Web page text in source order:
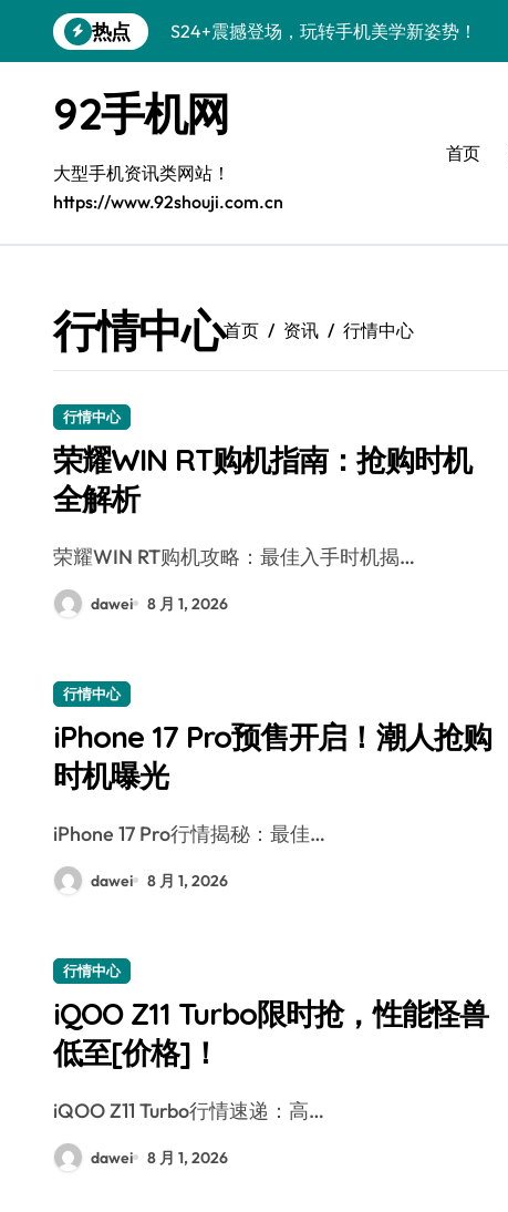
到
热点
S24+震撼登场，玩转手机美学新姿势！
A56 5G登场，潮玩新定义！
三星S26上头！个性潮玩美到炸裂
S25潮改指南：个性定制，酷到没朋友！
Galaxy C55 5G潮定新定义
Galaxy Z Flip6：折叠潮流，秒杀全场
92手机网
大型手机资讯类网站！
https://www.92shouji.com.cn
首页
行情中心首页 资讯 行情中心
行情中心
荣耀WIN RT购机指南：抢购时机
全解析
荣耀WIN RT购机攻略：最佳入手时机揭…
dawei 8 月 1, 2026
行情中心
iPhone 17 Pro预售开启！潮人抢购
时机曝光
iPhone 17 Pro行情揭秘：最佳…
dawei 8 月 1, 2026
行情中心
iQOO Z11 Turbo限时抢，性能怪兽
低至[价格]！
iQOO Z11 Turbo行情速递：高…
dawei 8 月 1, 2026